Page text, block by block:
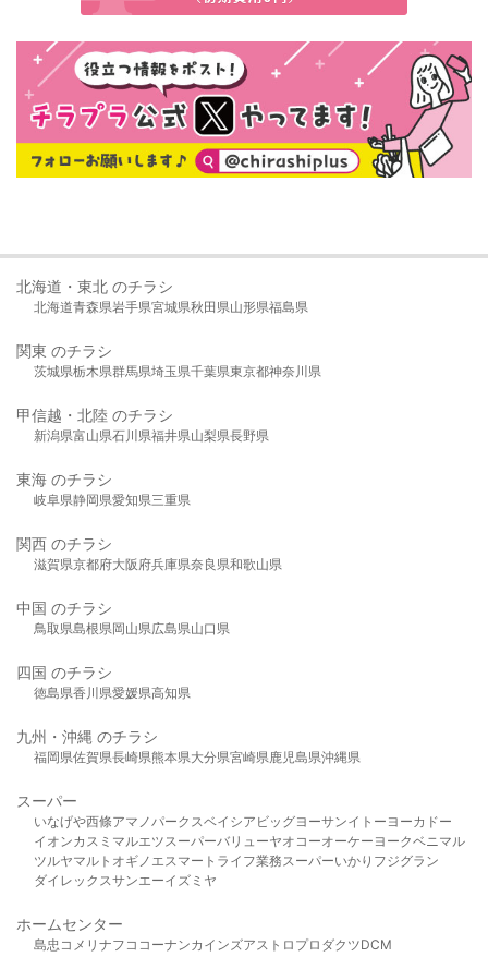
北海道・東北 のチラシ
北海道青森県岩手県宮城県秋田県山形県福島県
関東 のチラシ
茨城県栃木県群馬県埼玉県千葉県東京都神奈川県
甲信越・北陸 のチラシ
新潟県富山県石川県福井県山梨県長野県
東海 のチラシ
岐阜県静岡県愛知県三重県
関西 のチラシ
滋賀県京都府大阪府兵庫県奈良県和歌山県
中国 のチラシ
鳥取県島根県岡山県広島県山口県
四国 のチラシ
徳島県香川県愛媛県高知県
九州・沖縄 のチラシ
福岡県佐賀県長崎県熊本県大分県宮崎県鹿児島県沖縄県
スーパー
いなげや西條アマノパークスベイシア ビッグヨーサンイトーヨーカドー
イオンカスミ マルエツスーパーバリューヤオコーオーケー ヨークベニマル
ツルヤマルト オギノ エスマート ライフ業務スーパーいかり フジグラン
ダイレックスサンエーイズミヤ
ホームセンター
島忠 コメリ ナフコ コーナンカインズアストロプロダクツDCM